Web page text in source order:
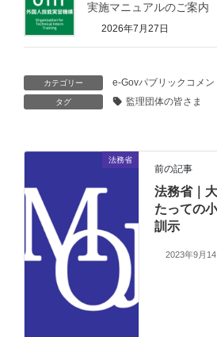
実施マニュアルのご案内
2026年7月27日
カテゴリー e-Govパブリックコメン
タグ 監理団体の皆さま
法務省
前の記事
法務省｜
たっての
訓示
2023年9月14